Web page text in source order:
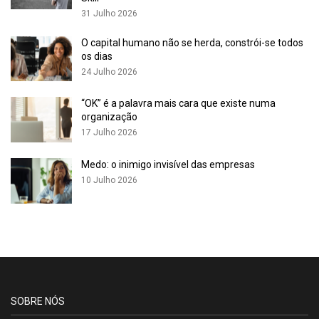
12% (OCDE, 2024). Por outro lado, 74% das empresas líderes
31 Julho 2026
O capital humano não se herda, constrói-se todos
os dias
24 Julho 2026
“OK” é a palavra mais cara que existe numa
organização
17 Julho 2026
Medo: o inimigo invisível das empresas
10 Julho 2026
SOBRE NÓS